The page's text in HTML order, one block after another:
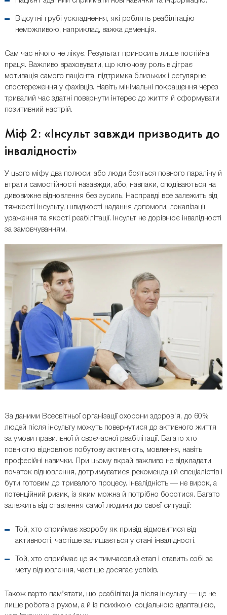
Відсутні грубі ускладнення, які роблять реабілітацію
неможливою, наприклад, важка деменція.
Сам час нічого не лікує. Результат приносить лише постійна
праця. Важливо враховувати, що ключову роль відіграє
мотивація самого пацієнта, підтримка близьких і регулярне
спостереження у фахівців. Навіть мінімальні покращення через
тривалий час здатні повернути інтерес до життя й сформувати
позитивний настрій.
Міф 2: «Інсульт завжди призводить до
інвалідності»
У цього міфу два полюси: або люди бояться повного паралічу й
втрати самостійності назавжди, або, навпаки, сподіваються на
дивовижне відновлення без зусиль. Насправді все залежить від
тяжкості інсульту, швидкості надання допомоги, локалізації
ураження та якості реабілітації. Інсульт не дорівнює інвалідності
за замовчуванням.
За даними Всесвітньої організації охорони здоров'я, до 60%
людей після інсульту можуть повернутися до активного життя
за умови правильної й своєчасної реабілітації. Багато хто
повністю відновлює побутову активність, мовлення, навіть
професійні навички. При цьому вкрай важливо не відкладати
початок відновлення, дотримуватися рекомендацій спеціалістів і
бути готовим до тривалого процесу. Інвалідність — не вирок, а
потенційний ризик, із яким можна й потрібно боротися. Багато
залежить від ставлення самої людини до своєї ситуації:
Той, хто сприймає хворобу як привід відмовитися від
активності, частіше залишається у стані інвалідності.
Той, хто сприймає це як тимчасовий етап і ставить собі за
мету відновлення, частіше досягає успіхів.
Також варто пам’ятати, що реабілітація після інсульту — це не
лише робота з рухом, а й із психікою, соціальною адаптацією,